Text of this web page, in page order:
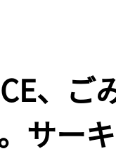
、
サー